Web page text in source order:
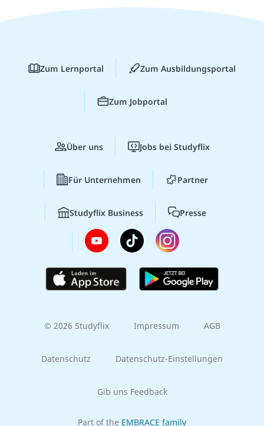
Zum Lernportal Zum Ausbildungsportal
Zum Jobportal
Über uns Jobs bei Studyflix
Für Unternehmen Partner
Studyflix Business Presse
© 2026 Studyflix Impressum AGB
Datenschutz Datenschutz-Einstellungen
Gib uns Feedback
Part of the EMBRACE family